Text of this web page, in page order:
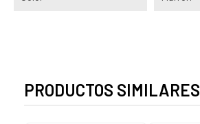
PRODUCTOS SIMILARES